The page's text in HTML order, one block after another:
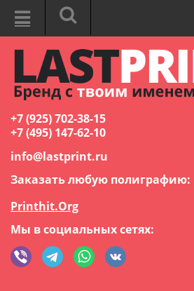
+7 (925) 702-38-15
+7 (495) 147-62-10
info@lastprint.ru
Заказать любую полиграфию:
Printhit.Org
Мы в социальных сетях: